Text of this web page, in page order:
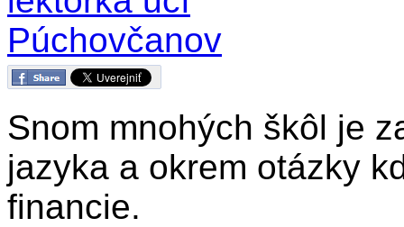
Snom mnohých škôl je
jazyka a okrem otázky
financie.